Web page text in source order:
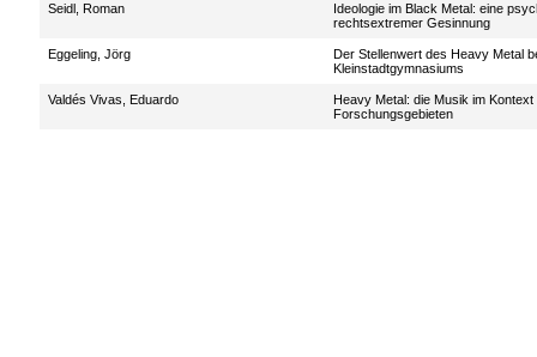
Seidl, Roman
Ideologie im Black Metal: eine
rechtsextremer Gesinnung
Eggeling, Jörg
Der Stellenwert des Heavy Metal
Kleinstadtgymnasiums
Valdés Vivas, Eduardo
Heavy Metal: die Musik im
Forschungsgebieten